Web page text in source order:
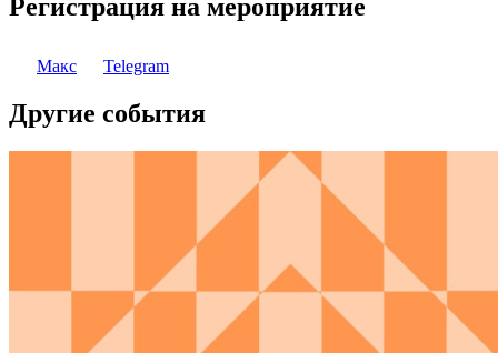
Регистрация на мероприятие
Макс Telegram
Другие события